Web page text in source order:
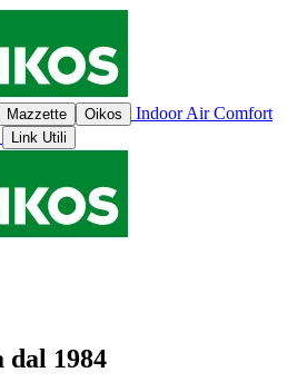
Mazzette Oikos
Indoor Air Comfort
Link Utili
dal 1984